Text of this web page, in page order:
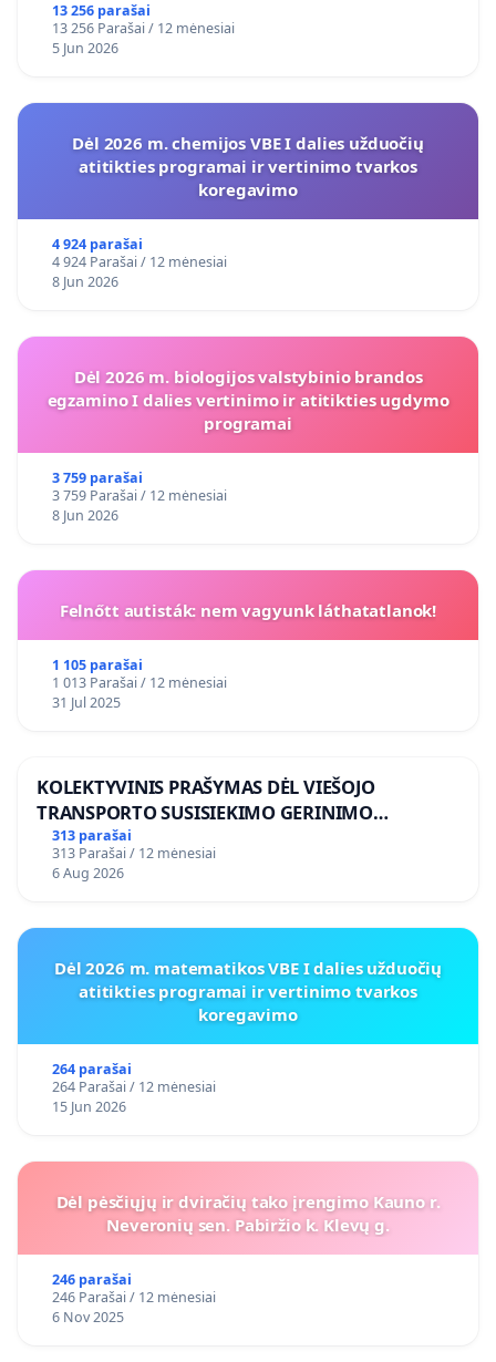
13 256 parašai
13 256 Parašai / 12 mėnesiai
5 Jun 2026
Dėl 2026 m. chemijos VBE I dalies užduočių
atitikties programai ir vertinimo tvarkos
koregavimo
4 924 parašai
4 924 Parašai / 12 mėnesiai
8 Jun 2026
Dėl 2026 m. biologijos valstybinio brandos
egzamino I dalies vertinimo ir atitikties ugdymo
programai
3 759 parašai
3 759 Parašai / 12 mėnesiai
8 Jun 2026
Felnőtt autisták: nem vagyunk láthatatlanok!
1 105 parašai
1 013 Parašai / 12 mėnesiai
31 Jul 2025
KOLEKTYVINIS PRAŠYMAS DĖL VIEŠOJO
TRANSPORTO SUSISIEKIMO GERINIMO
VOSYLIUKŲ KAIME
313 parašai
313 Parašai / 12 mėnesiai
6 Aug 2026
Dėl 2026 m. matematikos VBE I dalies užduočių
atitikties programai ir vertinimo tvarkos
koregavimo
264 parašai
264 Parašai / 12 mėnesiai
15 Jun 2026
Dėl pėsčiųjų ir dviračių tako įrengimo Kauno r.
Neveronių sen. Pabiržio k. Klevų g.
246 parašai
246 Parašai / 12 mėnesiai
6 Nov 2025